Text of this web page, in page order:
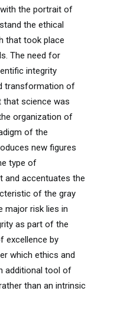
the portrait of
the ethical
that took place
The need for
integrity
transformation of
that science was
organization of
of the
new figures
type of
and accentuates the
of the gray
major risk lies in
as part of the
excellence by
which ethics and
additional tool of
than an intrinsic